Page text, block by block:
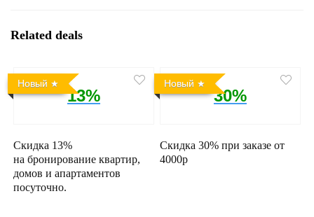
Related deals
Новый
13%
Скидка 13%
на бронирование квартир,
домов и апартаментов
посуточно.
Новый
30%
Скидка 30% при заказе от
4000р